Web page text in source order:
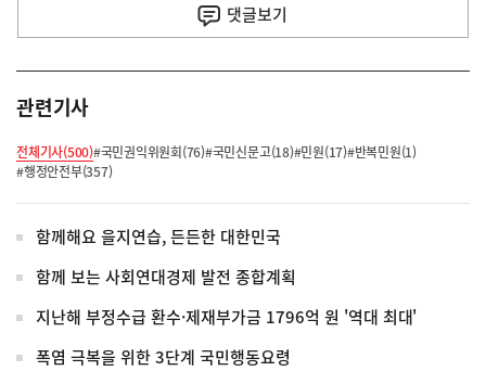
댓글보기
관련기사
전체기사(500)#국민권익위원회(76)#국민신문고(18)#민원(17)#반복민원(1)
#행정안전부(357)
함께해요 을지연습, 든든한 대한민국
함께 보는 사회연대경제 발전 종합계획
지난해 부정수급 환수·제재부가금 1796억 원 '역대 최대'
폭염 극복을 위한 3단계 국민행동요령